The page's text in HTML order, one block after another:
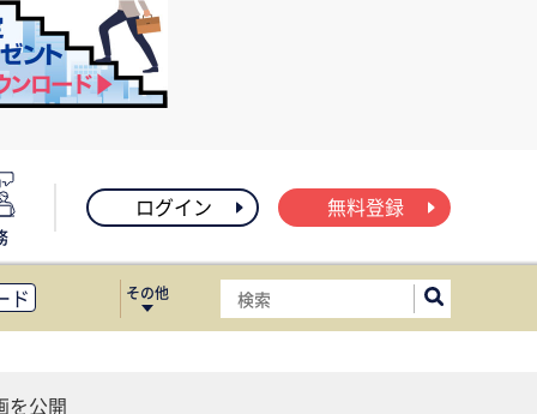
ログイン 無料登録
ド
ス移転
その他
を公開